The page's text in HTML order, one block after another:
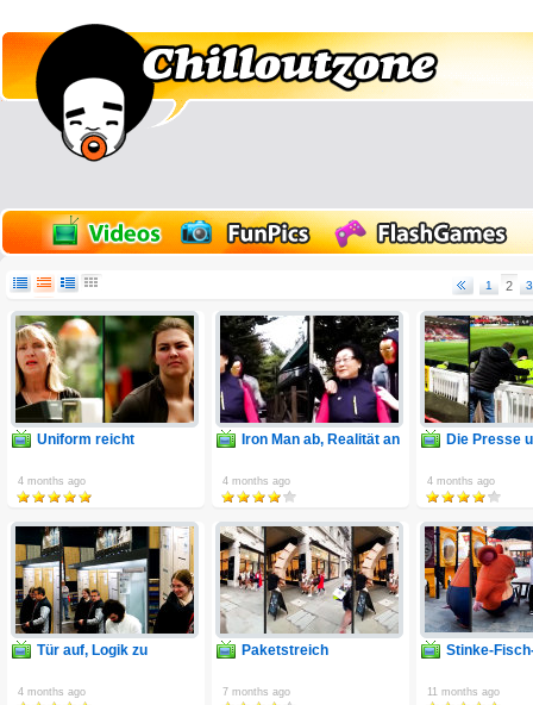
1 2 3
Uniform reicht
4 months ago
Iron Man ab, Realität an
4 months ago
Die Presse
4 months ago
Tür auf, Logik zu
4 months ago
Paketstreich
7 months ago
Stinke-
11 months ago